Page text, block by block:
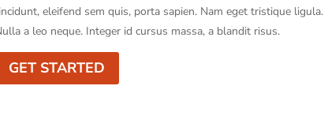
eleifend sem quis, porta sapien. Nam eget tristique ligula.
a leo neque. Integer id cursus massa, a blandit risus.
GET STARTED